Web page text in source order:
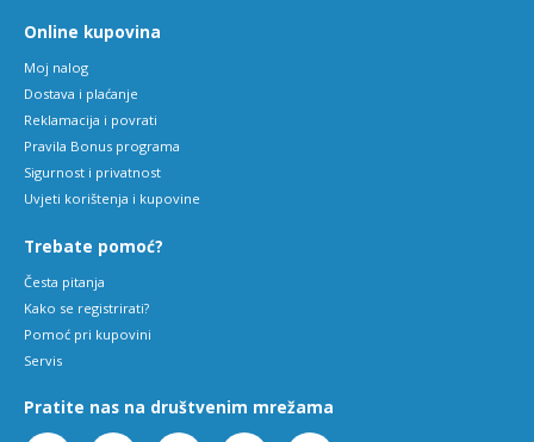
Online kupovina
Moj nalog
Dostava i plaćanje
Reklamacija i povrati
Pravila Bonus programa
Sigurnost i privatnost
Uvjeti korištenja i kupovine
Trebate pomoć?
Česta pitanja
Kako se registrirati?
Pomoć pri kupovini
Servis
Pratite nas na društvenim mrežama